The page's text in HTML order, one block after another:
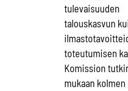
tulevaisuuden
talouskasvun
toteutumisen
Komission
mukaan